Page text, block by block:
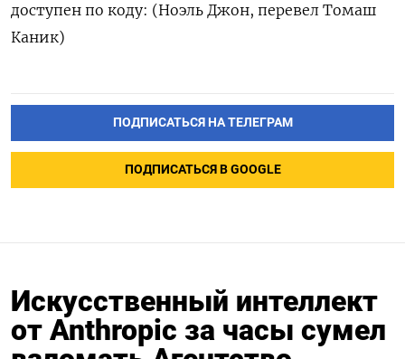
доступен по ‌коду: (Ноэль Джон, перевел Томаш
Каник)
ПОДПИСАТЬСЯ НА ТЕЛЕГРАМ
ПОДПИСАТЬСЯ В GOOGLE
Искусственный интеллект
от Anthropic за часы сумел